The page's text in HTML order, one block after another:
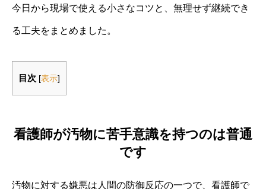
今日から現場で使える小さなコツと、無理せず継続でき
る工夫をまとめました。
目次 [表示]
看護師が汚物に苦手意識を持つのは普通
です
汚物に対する嫌悪は人間の防御反応の一つで、看護師で